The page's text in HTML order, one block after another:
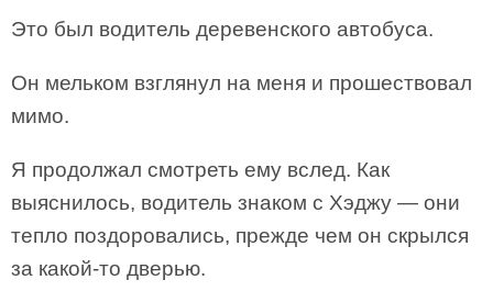
Это был водитель деревенского автобуса.
Он мельком взглянул на меня и прошествовал
мимо.
Я продолжал смотреть ему вслед. Как
выяснилось, водитель знаком с Хэджу — они
тепло поздоровались, прежде чем он скрылся
за какой-то дверью.